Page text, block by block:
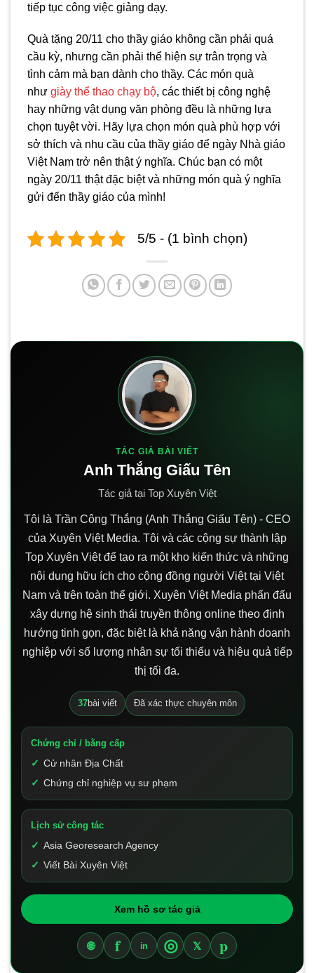
tiếp tục công việc giảng dạy.
Quà tặng 20/11 cho thầy giáo không cần phải quá
cầu kỳ, nhưng cần phải thể hiện sự trân trọng và
tình cảm mà bạn dành cho thầy. Các món quà
như giày thể thao chạy bộ, các thiết bị công nghệ
hay những vật dụng văn phòng đều là những lựa
chọn tuyệt vời. Hãy lựa chọn món quà phù hợp với
sở thích và nhu cầu của thầy giáo để ngày Nhà giáo
Việt Nam trở nên thật ý nghĩa. Chúc bạn có một
ngày 20/11 thật đặc biệt và những món quà ý nghĩa
gửi đến thầy giáo của mình!
5/5 - (1 bình chọn)
TÁC GIẢ BÀI VIẾT
Anh Thắng Giấu Tên
Tác giả tại Top Xuyên Việt
Tôi là Trần Công Thắng (Anh Thắng Giấu Tên) - CEO
của Xuyên Việt Media. Tôi và các cộng sự thành lập
Top Xuyên Việt để tạo ra một kho kiến thức và những
nội dung hữu ích cho cộng đồng người Việt tại Việt
Nam và trên toàn thế giới. Xuyên Việt Media phấn đấu
xây dựng hệ sinh thái truyền thông online theo định
hướng tinh gọn, đặc biệt là khả năng vận hành doanh
nghiệp với số lượng nhân sự tối thiểu và hiệu quả tiếp
thị tối đa.
37bài viết Đã xác thực chuyên môn
Chứng chỉ / bằng cấp
Cử nhân Địa Chất
Chứng chỉ nghiệp vụ sư phạm
Lịch sử công tác
Asia Georesearch Agency
Viết Bài Xuyên Việt
Xem hồ sơ tác giả
🌐 f in ◎ 𝕏 p